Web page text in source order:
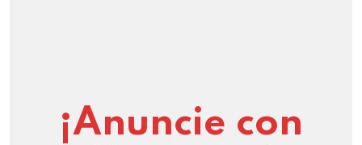
¡Anuncie con